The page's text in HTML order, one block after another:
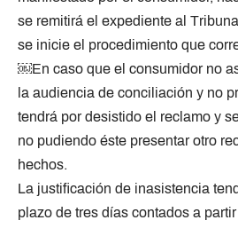
se remitirá el expediente al
se inicie el procedimiento que
￼En caso que el consumidor no
la audiencia de conciliación y no
tendrá por desistido el reclamo y
no pudiendo éste presentar otro
hechos.
La justificación de inasistencia
plazo de tres días contados a